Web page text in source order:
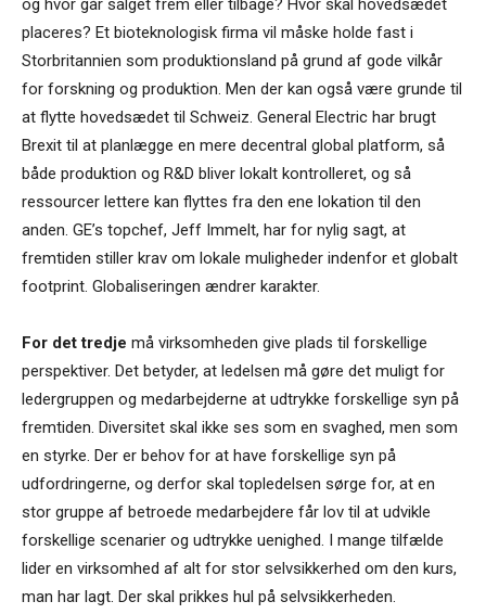
og hvor går salget frem eller tilbage? Hvor skal hovedsædet
placeres? Et bioteknologisk firma vil måske holde fast i
Storbritannien som produktionsland på grund af gode vilkår
for forskning og produktion. Men der kan også være grunde til
at flytte hovedsædet til Schweiz. General Electric har brugt
Brexit til at planlægge en mere decentral global platform, så
både produktion og R&D bliver lokalt kontrolleret, og så
ressourcer lettere kan flyttes fra den ene lokation til den
anden. GE’s topchef, Jeff Immelt, har for nylig sagt, at
fremtiden stiller krav om lokale muligheder indenfor et globalt
footprint. Globaliseringen ændrer karakter.
For det tredje må virksomheden give plads til forskellige
perspektiver. Det betyder, at ledelsen må gøre det muligt for
ledergruppen og medarbejderne at udtrykke forskellige syn på
fremtiden. Diversitet skal ikke ses som en svaghed, men som
en styrke. Der er behov for at have forskellige syn på
udfordringerne, og derfor skal topledelsen sørge for, at en
stor gruppe af betroede medarbejdere får lov til at udvikle
forskellige scenarier og udtrykke uenighed. I mange tilfælde
lider en virksomhed af alt for stor selvsikkerhed om den kurs,
man har lagt. Der skal prikkes hul på selvsikkerheden.